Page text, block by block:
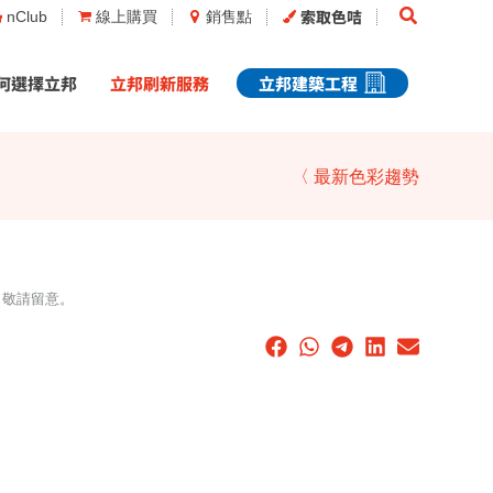
nClub 線上購買 銷售點 索取色咭 Search
選擇立邦 立邦刷新服務 立邦建築工程
〈 最新色彩趨勢
請留意。